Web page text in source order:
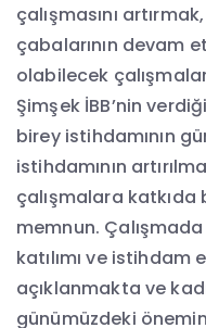
çalışmasını
çabalarının devam
olabilecek
Şimşek İBB’nin
birey istihdamının
istihdamının
çalışmalara
memnun.
katılımı ve
açıklanmakta ve
günümüzdeki